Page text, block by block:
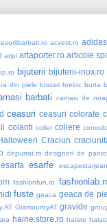
acvest.ro
aripi artaporter.ro articole
bijuterii bijuterii-inox.ro
din piele bratari breloc burta
barbati camasi de
ceasuri ceasuri colorate
colanti colier coliere
Craciun
depurtat.ro designeri de
esarfa esarfe
fashionfun.ro
fuste geaca geaca de
AT GlamourbyAT gravide
haine.store.ro halate